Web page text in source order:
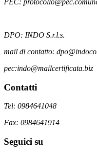
DPO: INDO S.r.l.s.
mail di contatto:
pec:indo@mailcertificata.biz
Contatti
Tel: 0984641048
Fax: 0984641914
Seguici su